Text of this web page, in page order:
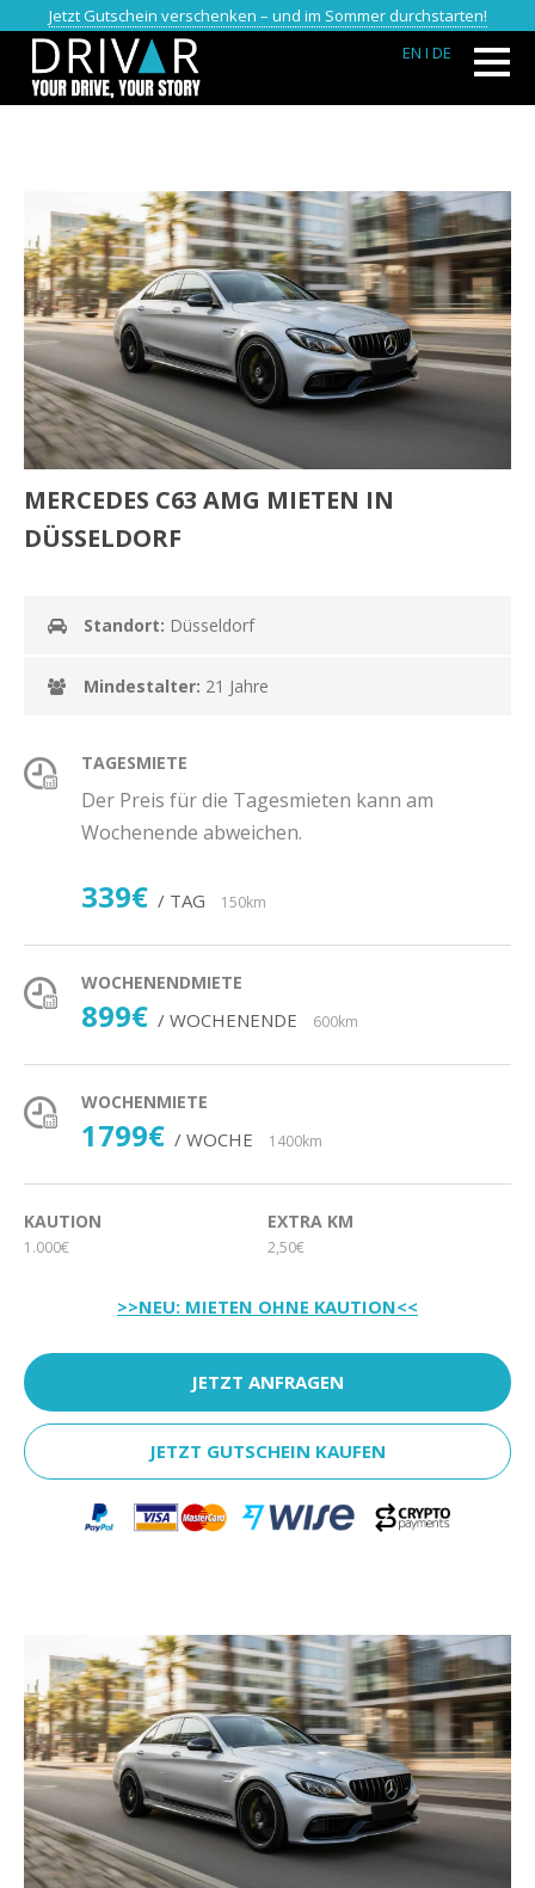
Jetzt Gutschein verschenken – und im Sommer durchstarten!
EN I DE
MERCEDES C63 AMG MIETEN IN
DÜSSELDORF
Standort: Düsseldorf
Mindestalter: 21 Jahre
TAGESMIETE
Der Preis für die Tagesmieten kann am
Wochenende abweichen.
339€ / TAG 150km
WOCHENENDMIETE
899€ / WOCHENENDE 600km
WOCHENMIETE
1799€ / WOCHE 1400km
KAUTION
1.000€
EXTRA KM
2,50€
>>NEU: MIETEN OHNE KAUTION<<
JETZT ANFRAGEN
JETZT GUTSCHEIN KAUFEN